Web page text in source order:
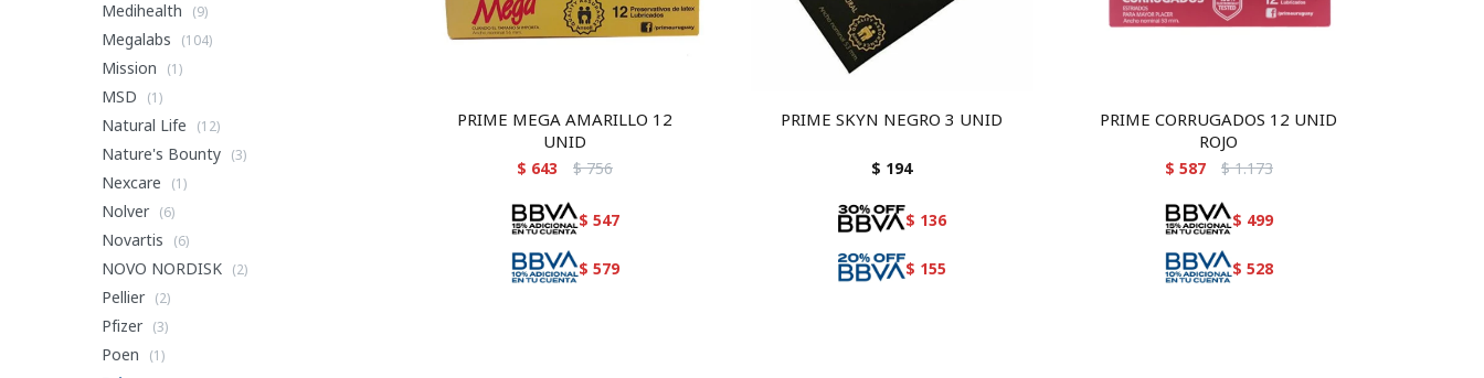
PRIME MEGA AMARILLO 12
UNID
$ 643 $ 756
$ 547
$ 579
PRIME SKYN NEGRO 3 UNID
$ 194
$ 136
$ 155
PRIME CORRUGADOS 12 UNID
ROJO
$ 587 $ 1.173
$ 499
$ 528
Medihealth (9)
Megalabs (104)
Mission (1)
MSD (1)
Natural Life (12)
Nature's Bounty (3)
Nexcare (1)
Nolver (6)
Novartis (6)
NOVO NORDISK (2)
Pellier (2)
Pfizer (3)
Poen (1)